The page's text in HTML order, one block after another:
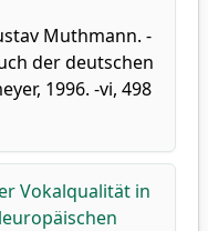
Muthmann. -
der deutschen
1996. -vi, 498
Vokalqualität in